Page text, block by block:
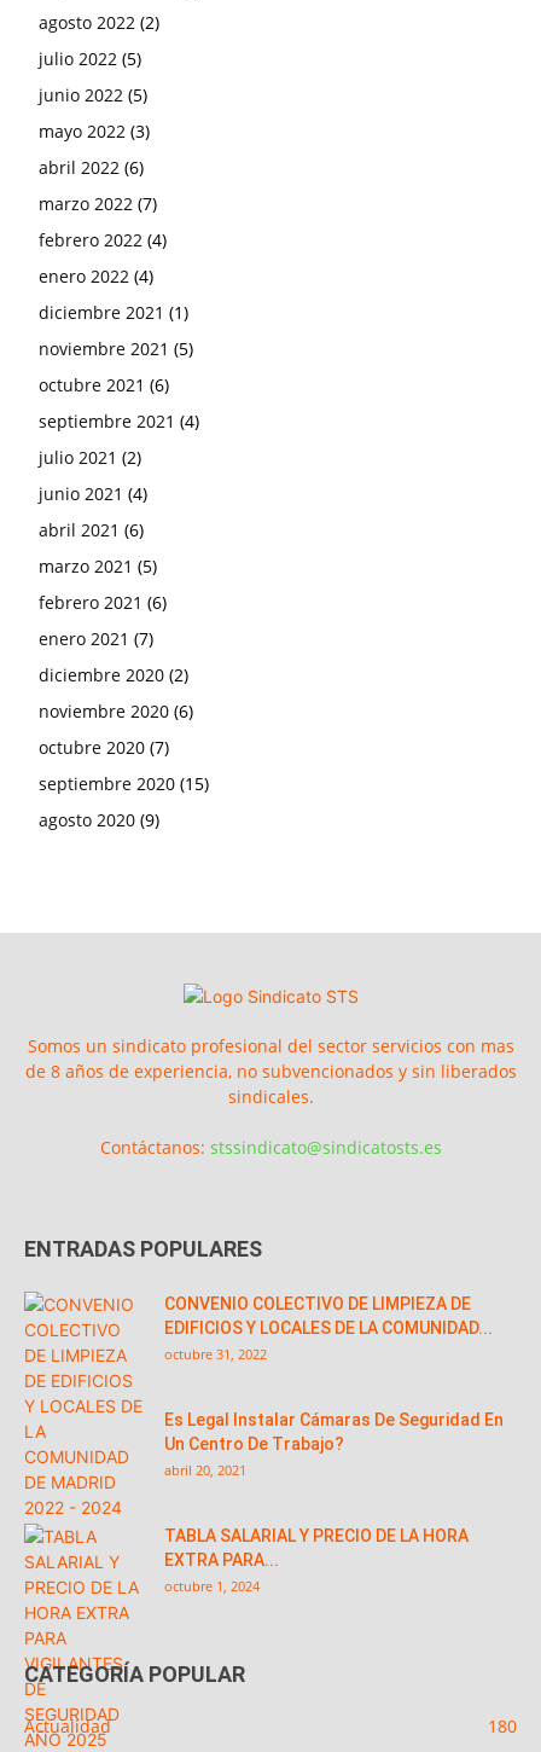
agosto 2022 (2)
julio 2022 (5)
junio 2022 (5)
mayo 2022 (3)
abril 2022 (6)
marzo 2022 (7)
febrero 2022 (4)
enero 2022 (4)
diciembre 2021 (1)
noviembre 2021 (5)
octubre 2021 (6)
septiembre 2021 (4)
julio 2021 (2)
junio 2021 (4)
abril 2021 (6)
marzo 2021 (5)
febrero 2021 (6)
enero 2021 (7)
diciembre 2020 (2)
noviembre 2020 (6)
octubre 2020 (7)
septiembre 2020 (15)
agosto 2020 (9)
Somos un sindicato profesional del sector servicios con mas
de 8 años de experiencia, no subvencionados y sin liberados
sindicales.
Contáctanos: stssindicato@sindicatosts.es
ENTRADAS POPULARES
CONVENIO COLECTIVO DE LIMPIEZA DE
EDIFICIOS Y LOCALES DE LA COMUNIDAD...
octubre 31, 2022
Es Legal Instalar Cámaras De Seguridad En
Un Centro De Trabajo?
abril 20, 2021
TABLA SALARIAL Y PRECIO DE LA HORA
EXTRA PARA...
octubre 1, 2024
CATEGORÍA POPULAR
Actualidad
180